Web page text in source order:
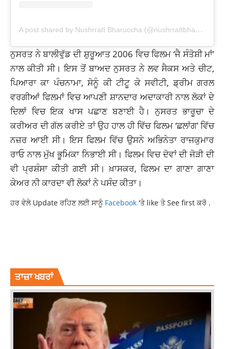
A
post shared by Nushrratt Bharuccha (@nushrrattbharuccha)
ਨੁਸਰਤ ਨੇ ਬਾਲੀਵੁੱਡ ਦੀ ਸ਼ੁਰੂਆਤ 2006 ਵਿਚ ਫਿਲਮ ‘ਜੈ ਸੰਤੋਸ਼ੀ ਮਾਂ’
ਨਾਲ ਕੀਤੀ ਸੀ। ਇਸ ਤੋਂ ਬਾਅਦ ਨੁਸਰਤ ਨੇ ਲਵ ਸੈਕਸ ਅਤੇ ਚੀਟ,
ਪਿਆਰਾ ਕਾ ਪੰਚਨਾਮਾ, ਸੋਨੂੰ ਕੀ ਟੀਟੂ ਕੇ ਸਵੀਟੀ, ਡ੍ਰੀਮ ਗਰਲ
ਵਰਗੀਆਂ ਫਿਲਮਾਂ ਵਿਚ ਆਪਣੀ ਸ਼ਾਨਦਾਰ ਅਦਾਕਾਰੀ ਨਾਲਲੋਕਾਂਦੇ
ਦਿਲਾਂ ਵਿਚ ਇਕ ਖਾਸਪਛਾਣਬਣਾਈ ਹੈ। ਨੁਸਰਤ ਭਾਰੂਚਾ ਦੇ
ਕਰੀਅਰ ਦੀ ਗੱਲ ਕਰੀਏ ਤਾਂ ਉਹ ਹਾਲ ਹੀ ਵਿੱਚ ਫਿਲਮ ‘ਛਲਾਂਗ’ ਵਿੱਚ
ਨਜ਼ਰ ਆਈ ਸੀ। ਇਸ ਫਿਲਮ ਵਿੱਚ ਉਸਨੇ ਅਭਿਨੇਤਾ ਰਾਜਕੁਮਾਰ
ਰਾਓ ਨਾਲ ਮੁੱਖ ਭੂਮਿਕਾ ਨਿਭਾਈ ਸੀ। ਫਿਲਮ ਵਿਚ ਦੋਵਾਂ ਦੀ ਜੋੜੀ ਦੀ
ਵੀ ਪ੍ਰਸ਼ੰਸਾ ਕੀਤੀ ਗਈ ਸੀ। ਖ਼ਾਸਕਰ, ਫਿਲਮ ਦਾ ਗਾਣਾ ਗਾਣਾ
ਕੇਅਰ ਨੀ ਕਾਰਦਾ ਵੀ ਲੋਕਾਂ ਨੇ ਪਸੰਦ ਕੀਤਾ।
ਹਰ ਵੇਲੇ Update ਰਹਿਣ ਲਈ ਸਾਨੂੰ Facebook 'ਤੇ like ਤੇ See first ਕਰੋ .
ਤਾਜ਼ਾ ਖਬਰਾਂ